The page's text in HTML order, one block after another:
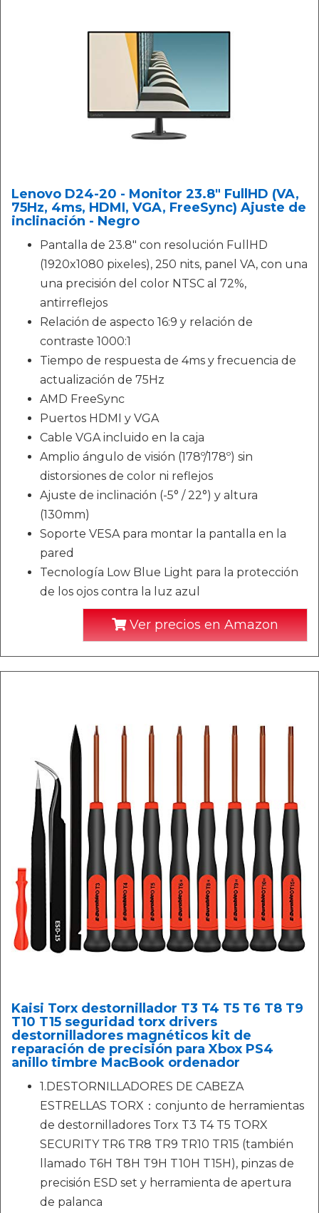
Lenovo D24-20 - Monitor 23.8" FullHD (VA,
75Hz, 4ms, HDMI, VGA, FreeSync) Ajuste de
inclinación - Negro
Pantalla de 23.8" con resolución FullHD
(1920x1080 pixeles), 250 nits, panel VA, con una
una precisión del color NTSC al 72%,
antirreflejos
Relación de aspecto 16:9 y relación de
contraste 1000:1
Tiempo de respuesta de 4ms y frecuencia de
actualización de 75Hz
AMD FreeSync
Puertos HDMI y VGA
Cable VGA incluido en la caja
Amplio ángulo de visión (178º/178º) sin
distorsiones de color ni reflejos
Ajuste de inclinación (-5° / 22°) y altura
(130mm)
Soporte VESA para montar la pantalla en la
pared
Tecnología Low Blue Light para la protección
de los ojos contra la luz azul
Ver precios en Amazon
Kaisi Torx destornillador T3 T4 T5 T6 T8 T9
T10 T15 seguridad torx drivers
destornilladores magnéticos kit de
reparación de precisión para Xbox PS4
anillo timbre MacBook ordenador
1.DESTORNILLADORES DE CABEZA
ESTRELLAS TORX：conjunto de herramientas
de destornilladores Torx T3 T4 T5 TORX
SECURITY TR6 TR8 TR9 TR10 TR15 (también
llamado T6H T8H T9H T10H T15H), pinzas de
precisión ESD set y herramienta de apertura
de palanca